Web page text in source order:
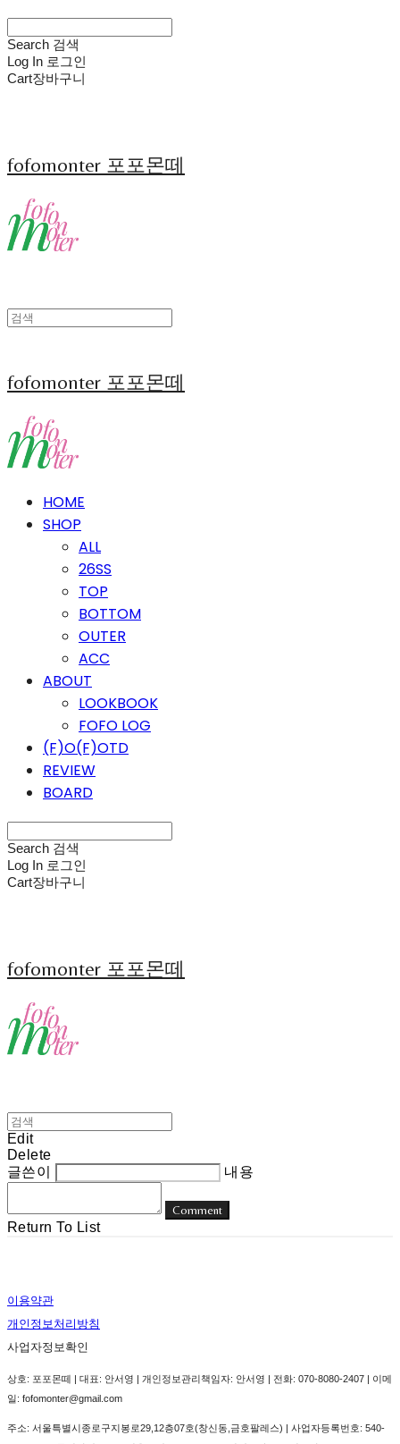
Search 검색
Log In 로그인
Cart장바구니
fofomonter 포포몬떼
fofomonter 포포몬떼
HOME
SHOP
ALL
26SS
TOP
BOTTOM
OUTER
ACC
ABOUT
LOOKBOOK
FOFO LOG
(F)O(F)OTD
REVIEW
BOARD
Search 검색
Log In 로그인
Cart장바구니
fofomonter 포포몬떼
Edit
Delete
글쓴이
내용
Comment
Return To List
이용약관
개인정보처리방침
사업자정보확인
상호: 포포몬떼 | 대표: 안서영 | 개인정보관리책임자: 안서영 | 전화: 070-8080-2407 | 이메
일: fofomonter@gmail.com
주소: 서울특별시종로구지봉로29,12층07호(창신동,금호팔레스) | 사업자등록번호: 540-